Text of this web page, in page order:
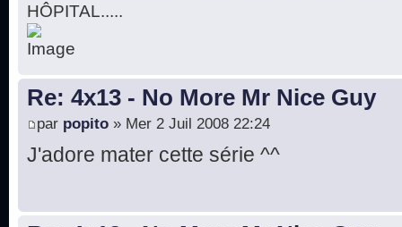
HÔPITAL.....
Re: 4x13 - No More Mr Nice Guy
par popito » Mer 2 Juil 2008 22:24
J'adore mater cette série ^^